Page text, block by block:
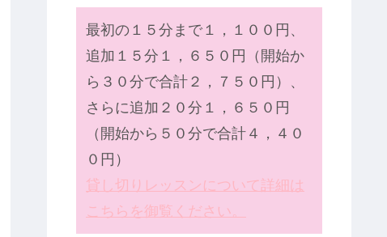
最初の１５分まで１，１００円、
追加１５分１，６５０円（開始か
ら３０分で合計２，７５０円）、
さらに追加２０分１，６５０円
（開始から５０分で合計４，４０
０円）
貸し切りレッスンについて詳細は
こちらを御覧ください。